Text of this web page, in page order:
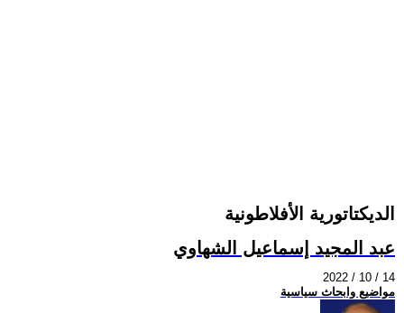
الديكتاتورية الأفلاطونية
عبد المجيد إسماعيل الشهاوي
2022 / 10 / 14
مواضيع وابحاث سياسية